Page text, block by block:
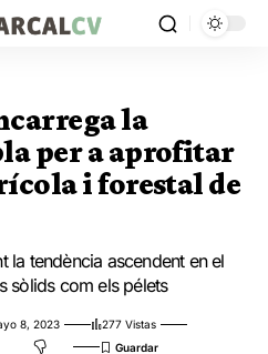
la
per a aprofitar
i forestal de
la tendència ascendent en el
sòlids com els pélets
8, 2023
277 Vistas